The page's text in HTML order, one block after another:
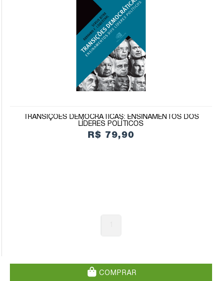
TRANSIÇÕES DEMOCRÁTICAS: ENSINAMENTOS DOS
LÍDERES POLÍTICOS
R$ 79,90
COMPRAR